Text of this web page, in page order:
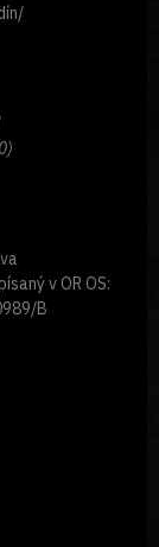
v OR OS:
B